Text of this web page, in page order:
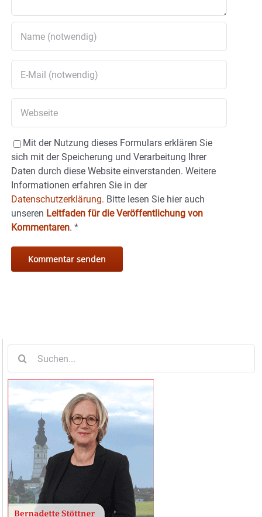
Mit der Nutzung dieses Formulars erklären Sie
sich mit der Speicherung und Verarbeitung Ihrer
Daten durch diese Website einverstanden. Weitere
Informationen erfahren Sie in der
Datenschutzerklärung. Bitte lesen Sie hier auch
unseren Leitfaden für die Veröffentlichung von
Kommentaren. *
nach: